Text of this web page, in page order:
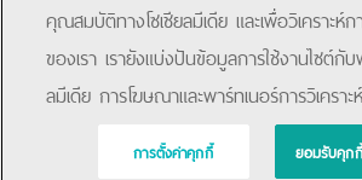
โรงพยาบาลบางปะกอก 9 อินเตอร์เนชั่นแนล
Copyright © 2019 Bangpakok Hospital
คุณสมบัติทางโซเชียลมีเดีย และเพื่อวิเคราะห์
ของเรา เรายังแบ่งปันข้อมูลการใช้งานไซต์กับ
ลมีเดีย การโฆษณาและพาร์ทเนอร์การวิเครา
การตั้งค่าคุกกี้ ยอมรับคุก